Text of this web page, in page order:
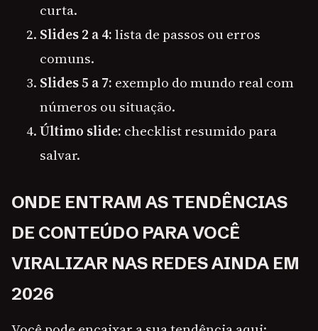
curta.
Slides 2 a 4:lista de passos ou erros
comuns.
Slides 5 a 7: exemplo do mundo real com
números ou situação.
Último slide: checklist resumido para
salvar.
ONDE ENTRAM AS TENDÊNCIAS
DE CONTEÚDO PARA VOCÊ
VIRALIZAR NAS REDES AINDA EM
2026